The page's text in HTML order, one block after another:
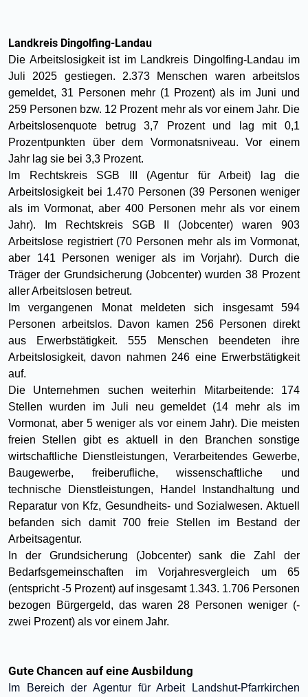
Landkreis Dingolfing-Landau
Die Arbeitslosigkeit ist im Landkreis Dingolfing-Landau im
Juli 2025 gestiegen. 2.373 Menschen waren arbeitslos
gemeldet, 31 Personen mehr (1 Prozent) als im Juni und
259 Personen bzw. 12 Prozent mehr als vor einem Jahr. Die
Arbeitslosenquote betrug 3,7 Prozent und lag mit 0,1
Prozentpunkten über dem Vormonatsniveau. Vor einem
Jahr lag sie bei 3,3 Prozent.
Im Rechtskreis SGB III (Agentur für Arbeit) lag die
Arbeitslosigkeit bei 1.470 Personen (39 Personen weniger
als im Vormonat, aber 400 Personen mehr als vor einem
Jahr). Im Rechtskreis SGB II (Jobcenter) waren 903
Arbeitslose registriert (70 Personen mehr als im Vormonat,
aber 141 Personen weniger als im Vorjahr). Durch die
Träger der Grundsicherung (Jobcenter) wurden 38 Prozent
aller Arbeitslosen betreut.
Im vergangenen Monat meldeten sich insgesamt 594
Personen arbeitslos. Davon kamen 256 Personen direkt
aus Erwerbstätigkeit. 555 Menschen beendeten ihre
Arbeitslosigkeit, davon nahmen 246 eine Erwerbstätigkeit
auf.
Die Unternehmen suchen weiterhin Mitarbeitende: 174
Stellen wurden im Juli neu gemeldet (14 mehr als im
Vormonat, aber 5 weniger als vor einem Jahr). Die meisten
freien Stellen gibt es aktuell in den Branchen sonstige
wirtschaftliche Dienstleistungen, Verarbeitendes Gewerbe,
Baugewerbe, freiberufliche, wissenschaftliche und
technische Dienstleistungen, Handel Instandhaltung und
Reparatur von Kfz, Gesundheits- und Sozialwesen. Aktuell
befanden sich damit 700 freie Stellen im Bestand der
Arbeitsagentur.
In der Grundsicherung (Jobcenter) sank die Zahl der
Bedarfsgemeinschaften im Vorjahresvergleich um 65
(entspricht -5 Prozent) auf insgesamt 1.343. 1.706 Personen
bezogen Bürgergeld, das waren 28 Personen weniger (-
zwei Prozent) als vor einem Jahr.
Gute Chancen auf eine Ausbildung
Im Bereich der Agentur für Arbeit Landshut-Pfarrkirchen